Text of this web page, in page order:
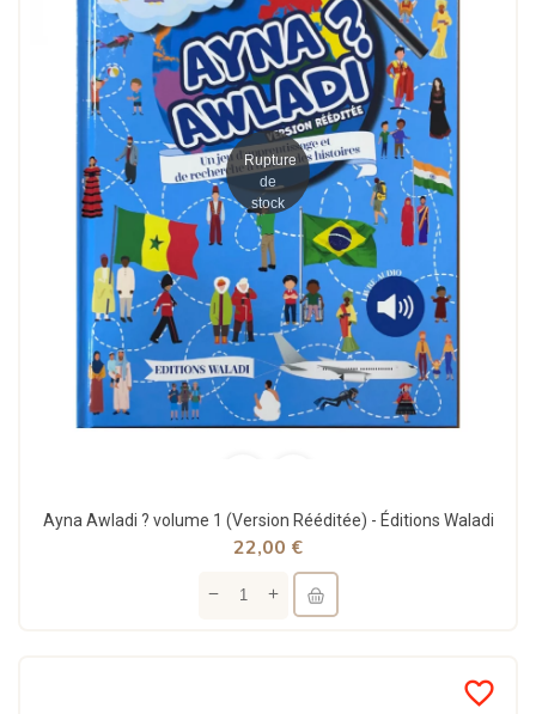
Rupture
de
stock
Ayna Awladi ? volume 1 (Version Rééditée) - Éditions Waladi
22,00 €
favorite_border